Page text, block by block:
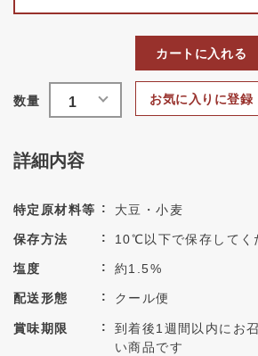
お気に入りに登録
カートに入れる
詳細内容
特定原材料等 大豆・小麦
保存方法 10℃以下で保存してく
塩度 約1.5%
配送形態 クール便
賞味期限
到着後1週間以内にお
い商品です